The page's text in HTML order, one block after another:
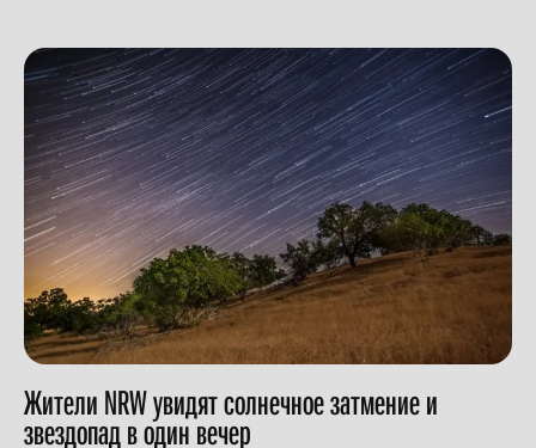
Жители NRW увидят солнечное затмение и
звездопад в один вечер